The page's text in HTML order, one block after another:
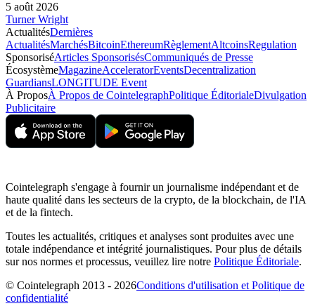
5 août 2026
Turner Wright
ActualitésDernières
ActualitésMarchésBitcoinEthereumRèglementAltcoinsRegulation
SponsoriséArticles SponsorisésCommuniqués de Presse
ÉcosystèmeMagazineAcceleratorEventsDecentralization
GuardiansLONGITUDE Event
À ProposÀ Propos de CointelegraphPolitique ÉditorialeDivulgation
Publicitaire
Cointelegraph s'engage à fournir un journalisme indépendant et de
haute qualité dans les secteurs de la crypto, de la blockchain, de l'IA
et de la fintech.
Toutes les actualités, critiques et analyses sont produites avec une
totale indépendance et intégrité journalistiques. Pour plus de détails
sur nos normes et processus, veuillez lire notre Politique Éditoriale.
© Cointelegraph 2013 - 2026Conditions d'utilisation et Politique de
confidentialité